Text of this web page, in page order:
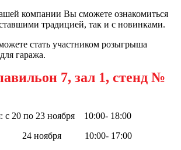
компании Вы сможете ознакомиться
традицией, так и с новинками.
стать участником розыгрыша
гаража.
7, зал 1, стенд №
с 20 по 23 ноября 10:00- 18:00
10:00- 17:00